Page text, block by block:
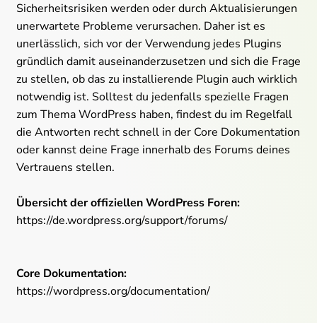
Sicherheitsrisiken werden oder durch Aktualisierungen
unerwartete Probleme verursachen. Daher ist es
unerlässlich, sich vor der Verwendung jedes Plugins
gründlich damit auseinanderzusetzen und sich die Frage
zu stellen, ob das zu installierende Plugin auch wirklich
notwendig ist. Solltest du jedenfalls spezielle Fragen
zum Thema WordPress haben, findest du im Regelfall
die Antworten recht schnell in der Core Dokumentation
oder kannst deine Frage innerhalb des Forums deines
Vertrauens stellen.
Übersicht der offiziellen WordPress Foren:
https://de.wordpress.org/support/forums/
Core Dokumentation:
https://wordpress.org/documentation/